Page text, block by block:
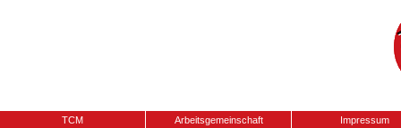
TCM Arbeitsgemeinschaft
Impressum